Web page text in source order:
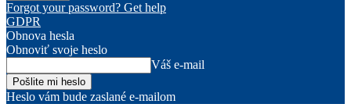
Forgot your password? Get help
GDPR
Obnova hesla
Obnoviť svoje heslo
Váš e-mail
Heslo vám bude zaslané e-mailom